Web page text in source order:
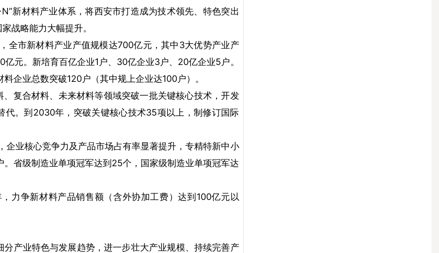
新材料产业体系，将西安市打造成为技术领先、特色突出
战略能力大幅提升。
全市新材料产业产值规模达700亿元，其中3大优势产业产
元。新培育百亿企业1户、30亿企业3户、20亿企业5户。
企业总数突破120户（其中规上企业达100户）。
、复合材料、未来材料等领域突破一批关键核心技术，开发
代。到2030年，突破关键核心技术35项以上，制修订国际
企业核心竞争力及产品市场占有率显著提升，专精特新中小
省级制造业单项冠军达到25个，国家级制造业单项冠军达
力争新材料产品销售额（含外协加工费）达到100亿元以
产业特色与发展趋势，进一步壮大产业规模、持续完善产